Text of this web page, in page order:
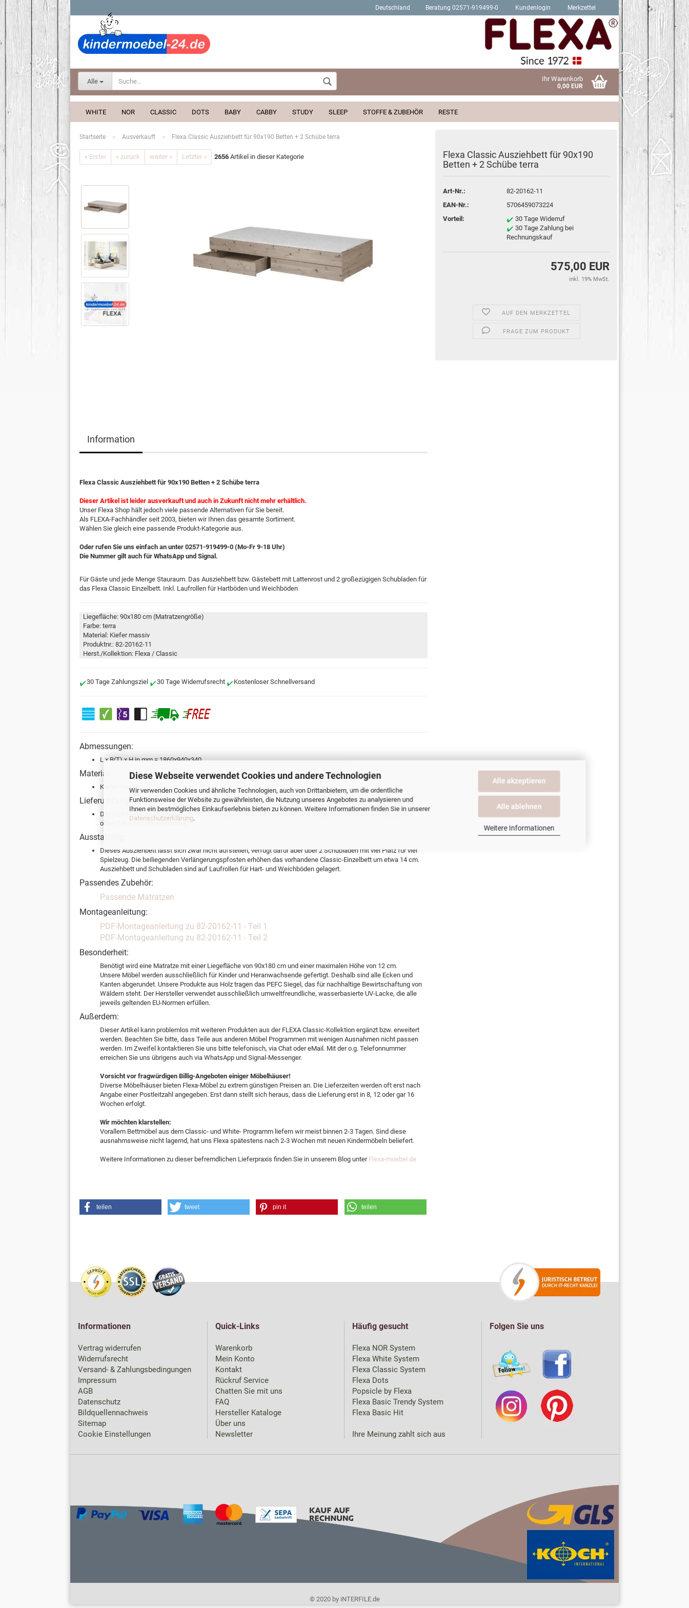
Diese Webseite verwendet Cookies und andere Technologien
Wir verwenden Cookies und ähnliche Technologien, auch von Drittanbietern, um die ordentliche
Funktionsweise der Website zu gewährleisten, die Nutzung unseres Angebotes zu analysieren und
Ihnen ein bestmögliches Einkaufserlebnis bieten zu können. Weitere Informationen finden Sie in unserer
Datenschutzerklärung.
Alle akzeptieren
Alle ablehnen
Weitere Informationen
Deutschland Beratung 02571-919499-0 Kundenlogin
Konto erstellen
Passwort vergessen?
Merkzettel
Alle Ihr Warenkorb
0,00 EUR
WHITE NOR CLASSIC DOTS BABY CABBY STUDY SLEEP STOFFE & ZUBEHÖR RESTE
Schrauben für Hit Produkte
Startseite » Ausverkauft » Flexa Classic Ausziehbett für 90x190 Betten + 2 Schübe terra
« Erster « zurück weiter » Letzter » 2656 Artikel in dieser Kategorie
Flexa Classic Ausziehbett für 90x190
Betten + 2 Schübe terra
Art-Nr.:
82-20162-11
EAN-Nr.:
5706459073224
Vorteil:
30 Tage Widerruf
30 Tage Zahlung bei
Rechnungskauf
575,00 EUR
inkl. 19% MwSt.
AUF DEN MERKZETTEL
FRAGE ZUM PRODUKT
Information
Flexa Classic Ausziehbett für 90x190 Betten + 2 Schübe terra
Dieser Artikel ist leider ausverkauft und auch in Zukunft nicht mehr erhältlich.
Unser Flexa Shop hält jedoch viele passende Alternativen für Sie bereit.
Als FLEXA-Fachhändler seit 2003, bieten wir Ihnen das gesamte Sortiment.
Wählen Sie gleich eine passende Produkt-Kategorie aus.
Oder rufen Sie uns einfach an unter 02571-919499-0 (Mo-Fr 9-18 Uhr)
Die Nummer gilt auch für WhatsApp und Signal.
Für Gäste und jede Menge Stauraum. Das Ausziehbett bzw. Gästebett mit Lattenrost und 2 großezügigen Schubladen für
das Flexa Classic Einzelbett. Inkl. Laufrollen für Hartböden und Weichböden
Liegefläche: 90x180 cm (Matratzengröße)
Farbe: terra
Material: Kiefer massiv
Produktnr.: 82-20162-11
Herst./Kollektion: Flexa / Classic
30 Tage Zahlungsziel 30 Tage Widerrufsrecht Kostenloser Schnellversand
Abmessungen:
L x B(T) x H in mm = 1860x940x340
Material:
Kiefer massiv
Lieferumfang:
Der Artikel wird zerlegt geliefert, incl. Montagematerial, Rolllattenrost und deutscher Aufbauanleitung, jedoch
ohne Deko und ohne Matratze.
Ausstattung:
Dieses Ausziehbett lässt sich zwar nicht aufstellen, verfügt dafür aber über 2 Schubladen mit viel Platz für viel
Spielzeug. Die beiliegenden Verlängerungspfosten erhöhen das vorhandene Classic-Einzelbett um etwa 14 cm.
Ausziehbett und Schubladen sind auf Laufrollen für Hart- und Weichböden gelagert.
Passendes Zubehör:
Passende Matratzen
Montageanleitung:
PDF-Montageanleitung zu 82-20162-11 - Teil 1
PDF-Montageanleitung zu 82-20162-11 - Teil 2
Besonderheit:
Benötigt wird eine Matratze mit einer Liegefläche von 90x180 cm und einer maximalen Höhe von 12 cm.
Unsere Möbel werden ausschließlich für Kinder und Heranwachsende gefertigt. Deshalb sind alle Ecken und
Kanten abgerundet. Unsere Produkte aus Holz tragen das PEFC Siegel, das für nachhaltige Bewirtschaftung von
Wäldern steht. Der Hersteller verwendet ausschließlich umweltfreundliche, wasserbasierte UV-Lacke, die alle
jeweils geltenden EU-Normen erfüllen.
Außerdem:
Dieser Artikel kann problemlos mit weiteren Produkten aus der FLEXA Classic-Kollektion ergänzt bzw. erweitert
werden. Beachten Sie bitte, dass Teile aus anderen Möbel Programmen mit wenigen Ausnahmen nicht passen
werden. Im Zweifel kontaktieren Sie uns bitte telefonisch, via Chat oder eMail. Mit der o.g. Telefonnummer
erreichen Sie uns übrigens auch via WhatsApp und Signal-Messenger.
Vorsicht vor fragwürdigen Billig-Angeboten einiger Möbelhäuser!
Diverse Möbelhäuser bieten Flexa-Möbel zu extrem günstigen Preisen an. Die Lieferzeiten werden oft erst nach
Angabe einer Postleitzahl angegeben. Erst dann stellt sich heraus, dass die Lieferung erst in 8, 12 oder gar 16
Wochen erfolgt.
Wir möchten klarstellen:
Vorallem Bettmöbel aus dem Classic- und White- Programm liefern wir meist binnen 2-3 Tagen. Sind diese
ausnahmsweise nicht lagernd, hat uns Flexa spätestens nach 2-3 Wochen mit neuen Kindermöbeln beliefert.
Weitere Informationen zu dieser befremdlichen Lieferpraxis finden Sie in unserem Blog unter Flexa-moebel.de
teilen tweet pin it teilen
Informationen
Vertrag widerrufen
Widerrufsrecht
Versand- & Zahlungsbedingungen
Impressum
AGB
Datenschutz
Bildquellennachweis
Sitemap
Cookie Einstellungen
Quick-Links
Warenkorb
Mein Konto
Kontakt
Rückruf Service
Chatten Sie mit uns
FAQ
Hersteller Kataloge
Über uns
Newsletter
Häufig gesucht
Flexa NOR System
Flexa White System
Flexa Classic System
Flexa Dots
Popsicle by Flexa
Flexa Basic Trendy System
Flexa Basic Hit
Ihre Meinung zahlt sich aus
Folgen Sie uns
© 2020 by iNTERFILE.de